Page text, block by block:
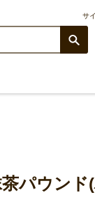
サ
パウン